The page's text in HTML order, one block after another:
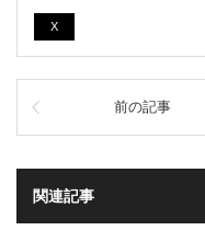
X
前の記事
関連記事